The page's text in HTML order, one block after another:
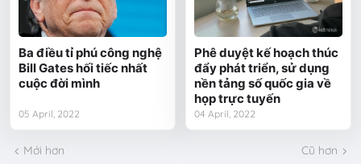
Ba điều tỉ phú công nghệ
Bill Gates hối tiếc nhất
cuộc đời mình
05 April, 2022
Phê duyệt kế hoạch thúc
đẩy phát triển, sử dụng
nền tảng số quốc gia về
họp trực tuyến
04 April, 2022
Mới hơn Cũ hơn